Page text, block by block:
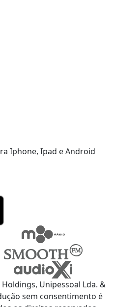
Iphone, Ipad e Android
Unipessoal Lda. &
sem consentimento é